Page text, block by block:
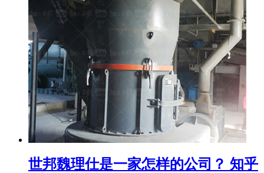
世邦魏理仕是一家怎样的公司？ 知乎